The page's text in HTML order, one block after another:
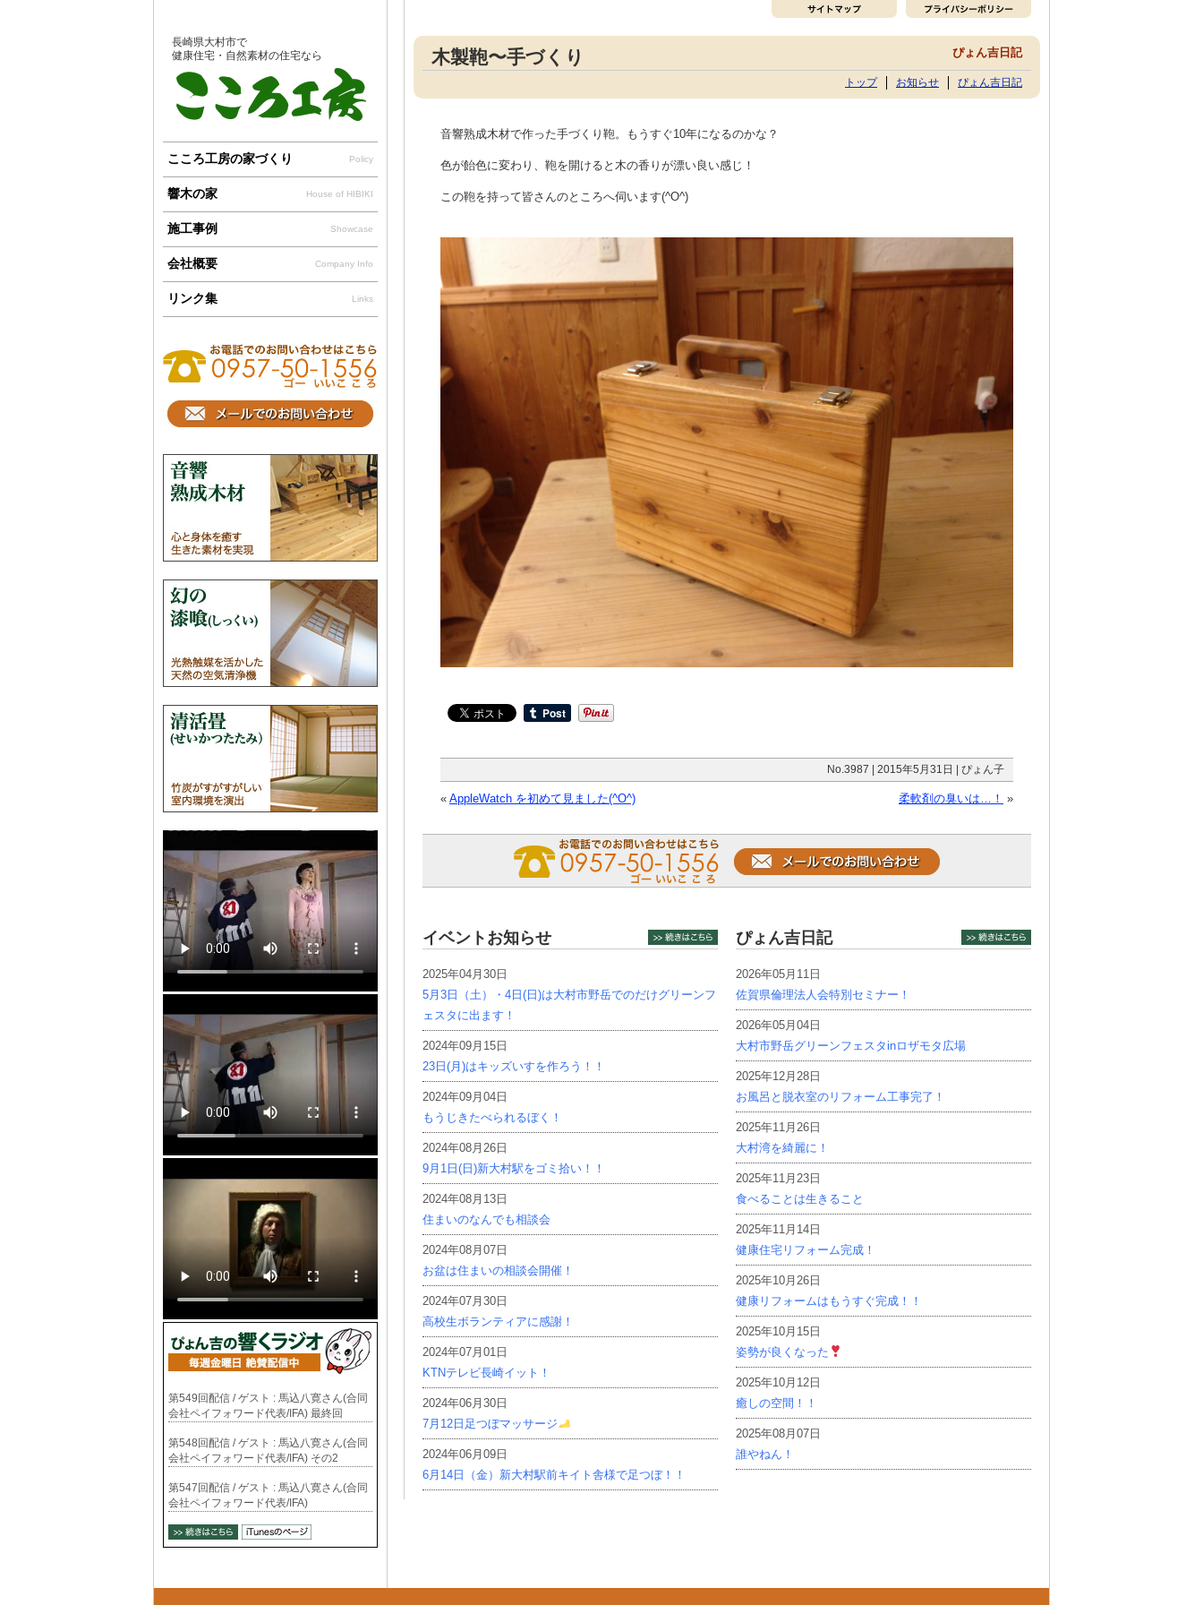
木製鞄〜手づくり ぴょん吉日記
トップ お知らせ ぴょん吉日記
音響熟成木材で作った手づくり鞄。もうすぐ10年になるのかな？
色が飴色に変わり、鞄を開けると木の香りが漂い良い感じ！
この鞄を持って皆さんのところへ伺います(^O^)
No.3987 | 2015年5月31日 | ぴょん子
« AppleWatch を初めて見ました(^O^) 柔軟剤の臭いは…！ »
イベントお知らせ
2025年04月30日
5月3日（土）・4日(日)は大村市野岳でのだけグリーンフ
ェスタに出ます！
2024年09月15日
23日(月)はキッズいすを作ろう！！
2024年09月04日
もうじきたべられるぼく！
2024年08月26日
9月1日(日)新大村駅をゴミ拾い！！
2024年08月13日
住まいのなんでも相談会
2024年08月07日
お盆は住まいの相談会開催！
2024年07月30日
高校生ボランティアに感謝！
2024年07月01日
KTNテレビ長崎イット！
2024年06月30日
7月12日足つぼマッサージ
2024年06月09日
6月14日（金）新大村駅前キイト舎様で足つぼ！！
ぴょん吉日記
2026年05月11日
佐賀県倫理法人会特別セミナー！
2026年05月04日
大村市野岳グリーンフェスタinロザモタ広場
2025年12月28日
お風呂と脱衣室のリフォーム工事完了！
2025年11月26日
大村湾を綺麗に！
2025年11月23日
食べることは生きること
2025年11月14日
健康住宅リフォーム完成！
2025年10月26日
健康リフォームはもうすぐ完成！！
2025年10月15日
姿勢が良くなった
2025年10月12日
癒しの空間！！
2025年08月07日
誰やねん！
長崎県大村市で
健康住宅・自然素材の住宅なら
こころ工房の家づくり Policy
響木の家 House of HIBIKI
施工事例 Showcase
会社概要 Company Info
リンク集 Links
第549回配信 / ゲスト : 馬込八寛さん(合同
会社ペイフォワード代表/IFA) 最終回
第548回配信 / ゲスト : 馬込八寛さん(合同
会社ペイフォワード代表/IFA) その2
第547回配信 / ゲスト : 馬込八寛さん(合同
会社ペイフォワード代表/IFA)